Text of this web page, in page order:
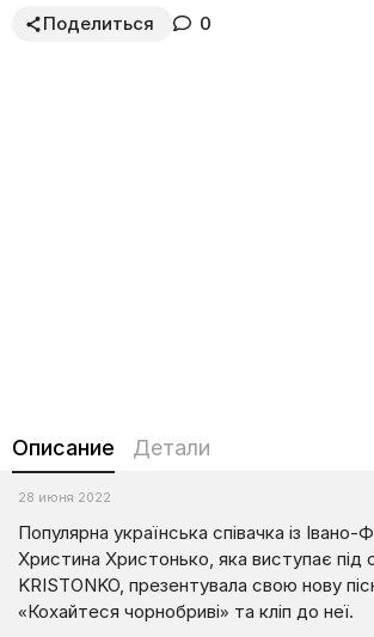
Поделиться 0
Описание Детали
28 июня 2022
Популярна українська співачка із Івано-
Христина Христонько, яка виступає під
KRISTONKO, презентувала свою нову
«Кохайтеся чорнобриві» та кліп до неї.